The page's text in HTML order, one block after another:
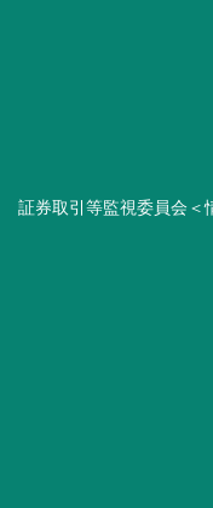
証券取引等監視委員会＜